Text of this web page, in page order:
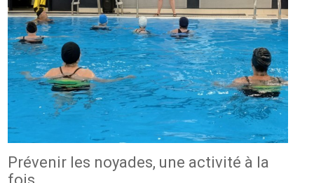
Prévenir les noyades, une activité à la